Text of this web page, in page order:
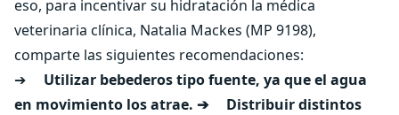
eso, para incentivar su hidratación la médica
veterinaria clínica, Natalia Mackes (MP 9198),
comparte las siguientes recomendaciones:
➔
Utilizar bebederos tipo fuente, ya que el agua
en movimiento los atrae. ➔ Distribuir distintos